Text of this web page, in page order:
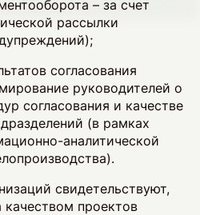
– за счет
рассылки
согласования
руководителей о
согласования и качестве
(в рамках
аналитической
свидетельствуют,
проектов